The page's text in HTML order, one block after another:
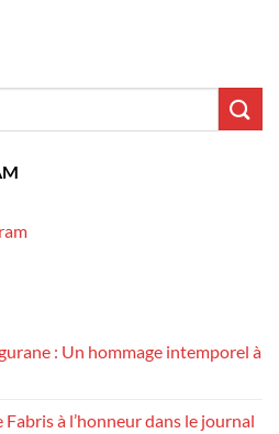
: Un hommage intemporel à
Fabris à l’honneur dans le journal